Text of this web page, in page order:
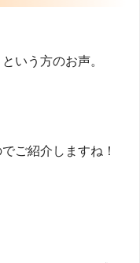
いう方のお声。
ご紹介しますね！